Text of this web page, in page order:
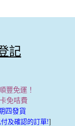
記
豐免運！
免咭費
四發貨
及確認的訂單!]